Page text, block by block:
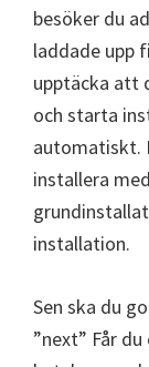
besöker du
laddade upp
upptäcka att
och starta
automatiskt.
installera
installation.
Sen ska du
”next” Får du